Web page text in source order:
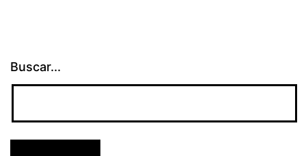
Buscar...